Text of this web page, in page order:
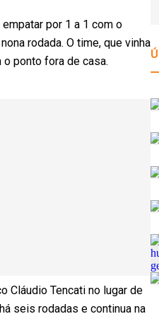
por 1 a 1 com o
rodada. O time, que vinha
ponto fora de casa.
Cláudio Tencati no lugar de
seis rodadas e continua na